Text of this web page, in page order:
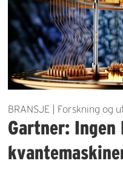
BRANSJE | Forskning og
Gartner: Ingen